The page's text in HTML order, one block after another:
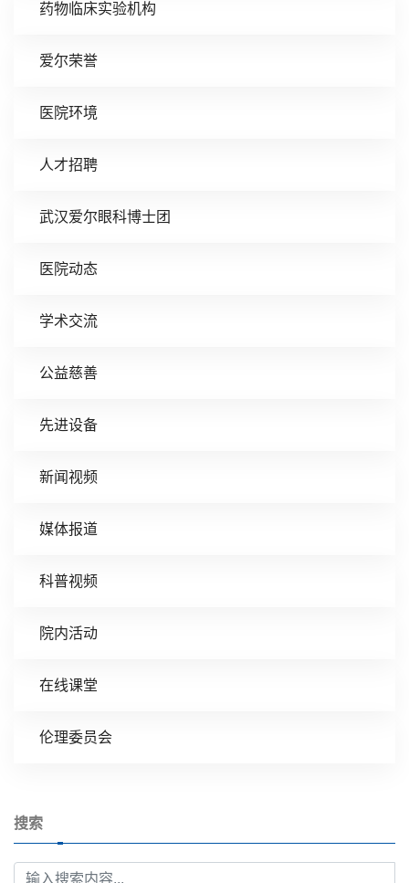
药物临床实验机构
爱尔荣誉
医院环境
人才招聘
武汉爱尔眼科博士团
医院动态
学术交流
公益慈善
先进设备
新闻视频
媒体报道
科普视频
院内活动
在线课堂
伦理委员会
搜索